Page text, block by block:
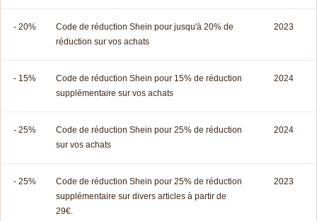
- 20%
Code de réduction Shein pour jusqu'à 20% de
réduction sur vos achats
2023
- 15%
Code de réduction Shein pour 15% de réduction
supplémentaire sur vos achats
2024
- 25%
Code de réduction Shein pour 25% de réduction
sur vos achats
2024
- 25%
Code de réduction Shein pour 25% de réduction
supplémentaire sur divers articles à partir de
29€.
2023